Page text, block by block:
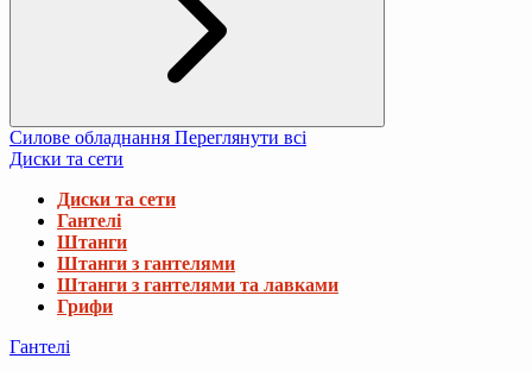
Силове обладнання Переглянути всі
Диски та сети
Диски та сети
Гантелі
Штанги
Штанги з гантелями
Штанги з гантелями та лавками
Грифи
Гантелі